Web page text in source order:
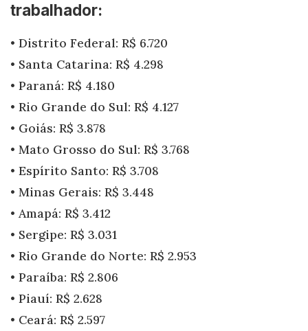
trabalhador:
• Distrito Federal: R$ 6.720
• Santa Catarina: R$ 4.298
• Paraná: R$ 4.180
• Rio Grande do Sul: R$ 4.127
• Goiás: R$ 3.878
• Mato Grosso do Sul: R$ 3.768
• Espírito Santo: R$ 3.708
• Minas Gerais: R$ 3.448
• Amapá: R$ 3.412
• Sergipe: R$ 3.031
• Rio Grande do Norte: R$ 2.953
• Paraíba: R$ 2.806
• Piauí: R$ 2.628
• Ceará: R$ 2.597